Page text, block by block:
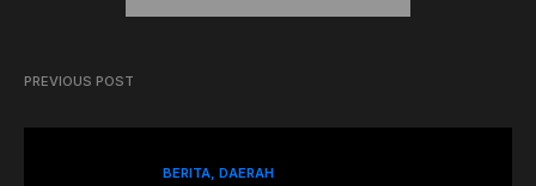
PREVIOUS POST
BERITA DAERAH